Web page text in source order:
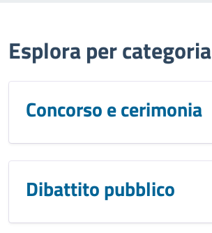
Esplora per categoria
Concorso e cerimonia
Dibattito pubblico